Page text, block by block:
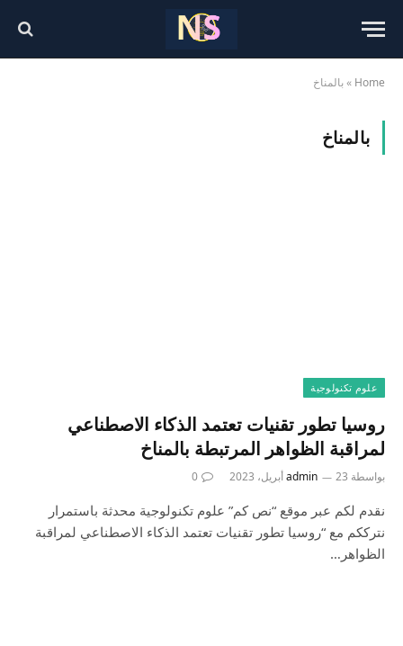
Home
»بالمناخ
بالمناخ
علوم تكنولوجية
روسيا تطور تقنيات تعتمد الذكاء الاصطناعي
لمراقبة الظواهر المرتبطة بالمناخ
بواسطة admin 23 أبريل، 2023 0
نقدم لكم عبر موقع “نص كم” علوم تكنولوجية محدثة باستمرار
نترككم مع “روسيا تطور تقنيات تعتمد الذكاء الاصطناعي لمراقبة
الظواهر…